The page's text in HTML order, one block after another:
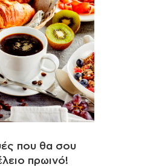
που θα σου
πρωινό!